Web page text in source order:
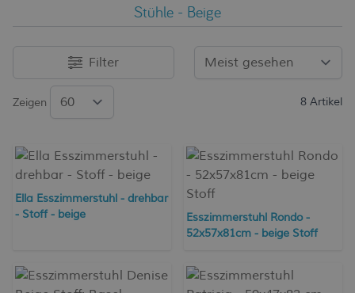
Stühle - Beige
Filter
Zeigen 8 Artikel
Ella Esszimmerstuhl - drehbar
- Stoff - beige
Esszimmerstuhl Rondo -
52x57x81cm - beige Stoff